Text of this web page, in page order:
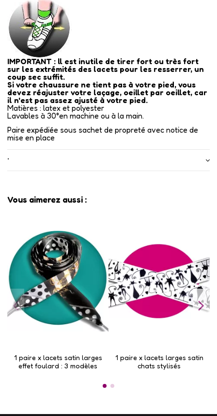
IMPORTANT : ll est inutile de tirer fort ou très fort
sur les extrémités des lacets pour les resserrer, un
coup sec suffit.
Si votre chaussure ne tient pas à votre pied, vous
devez réajuster votre laçage, oeillet par oeillet, car
il n'est pas assez ajusté à votre pied.
Matières : latex et polyester
Lavables à 30°en machine ou à la main.
Paire expédiée sous sachet de propreté avec notice de
mise en place
•
Vous aimerez aussi :
1 paire x lacets satin larges
effet foulard : 3 modèles
1 paire x lacets larges satin
chats stylisés